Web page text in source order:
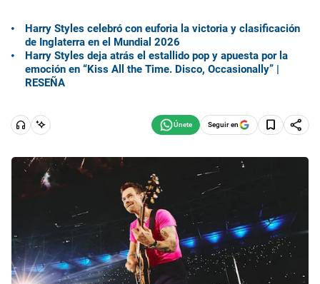
Harry Styles celebró con euforia la victoria y clasificación
de Inglaterra en el Mundial 2026
Harry Styles deja atrás el estallido pop y apuesta por la
emoción en “Kiss All the Time. Disco, Occasionally” |
RESEÑA
Seguir en